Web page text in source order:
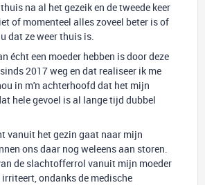
na al het gezeik en de tweede keer
of momenteel alles zoveel beter is of
dat ze weer thuis is.
écht een moeder hebben is door deze
2017 weg en dat realiseer ik me
in m'n achterhoofd dat het mijn
hele gevoel is al lange tijd dubbel
vanuit het gezin gaat naar mijn
ons daar nog weleens aan storen.
de slachtofferrol vanuit mijn moeder
ondanks de medische